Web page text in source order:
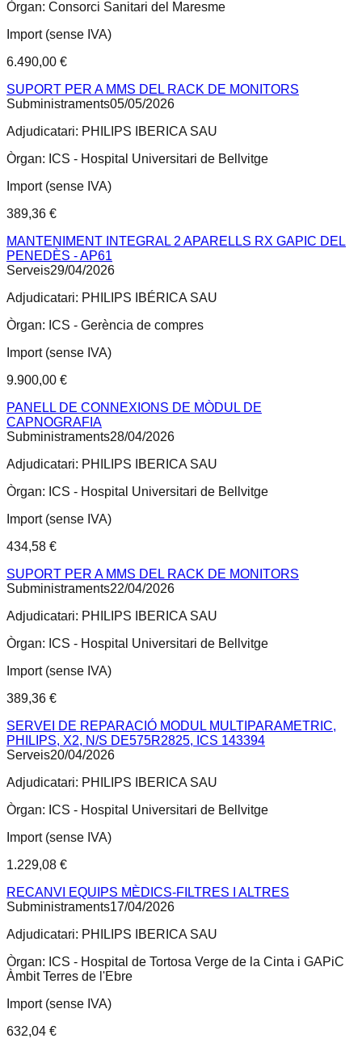
Òrgan: Consorci Sanitari del Maresme
Import (sense IVA)
6.490,00 €
SUPORT PER A MMS DEL RACK DE MONITORS
Subministraments05/05/2026
Adjudicatari: PHILIPS IBERICA SAU
Òrgan: ICS - Hospital Universitari de Bellvitge
Import (sense IVA)
389,36 €
MANTENIMENT INTEGRAL 2 APARELLS RX GAPIC DEL
PENEDÈS - AP61
Serveis29/04/2026
Adjudicatari: PHILIPS IBÉRICA SAU
Òrgan: ICS - Gerència de compres
Import (sense IVA)
9.900,00 €
PANELL DE CONNEXIONS DE MÒDUL DE
CAPNOGRAFIA
Subministraments28/04/2026
Adjudicatari: PHILIPS IBERICA SAU
Òrgan: ICS - Hospital Universitari de Bellvitge
Import (sense IVA)
434,58 €
SUPORT PER A MMS DEL RACK DE MONITORS
Subministraments22/04/2026
Adjudicatari: PHILIPS IBERICA SAU
Òrgan: ICS - Hospital Universitari de Bellvitge
Import (sense IVA)
389,36 €
SERVEI DE REPARACIÓ MODUL MULTIPARAMETRIC,
PHILIPS, X2, N/S DE575R2825, ICS 143394
Serveis20/04/2026
Adjudicatari: PHILIPS IBERICA SAU
Òrgan: ICS - Hospital Universitari de Bellvitge
Import (sense IVA)
1.229,08 €
RECANVI EQUIPS MÈDICS-FILTRES I ALTRES
Subministraments17/04/2026
Adjudicatari: PHILIPS IBERICA SAU
Òrgan: ICS - Hospital de Tortosa Verge de la Cinta i GAPiC
Àmbit Terres de l'Ebre
Import (sense IVA)
632,04 €